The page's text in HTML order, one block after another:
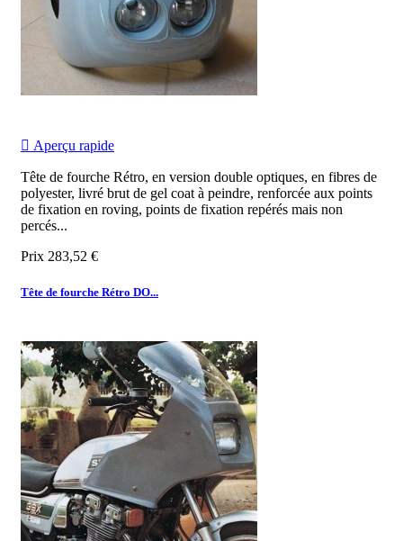
 Aperçu rapide
Tête de fourche Rétro, en version double optiques, en fibres de
polyester, livré brut de gel coat à peindre, renforcée aux points
de fixation en roving, points de fixation repérés mais non
percés...
Prix 283,52 €
Tête de fourche Rétro DO...